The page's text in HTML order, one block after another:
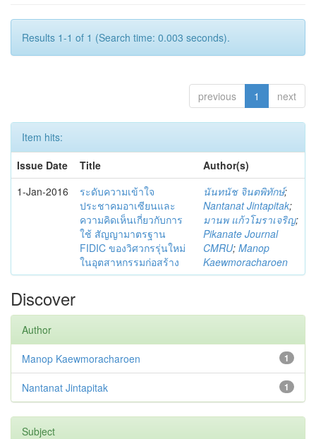
Results 1-1 of 1 (Search time: 0.003 seconds).
previous 1 next
Item hits:
Issue Date
Title
Author(s)
1-Jan-2016
ระดับความเข้าใจ
ประชาคมอาเซียนและ
ความคิดเห็นเกี่ยวกับการ
ใช้ สัญญามาตรฐาน
FIDIC ของวิศวกรรุ่นใหม่
ในอุตสาหกรรมก่อสร้าง
นันทนัช จินตพิทักษ์;
Nantanat Jintapitak;
มานพ แก้วโมราเจริญ;
Pikanate Journal
CMRU; Manop
Kaewmoracharoen
Discover
Author
1
Manop Kaewmoracharoen
1
Nantanat Jintapitak
Subject